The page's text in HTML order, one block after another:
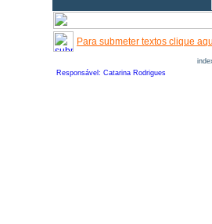
Para submeter textos clique